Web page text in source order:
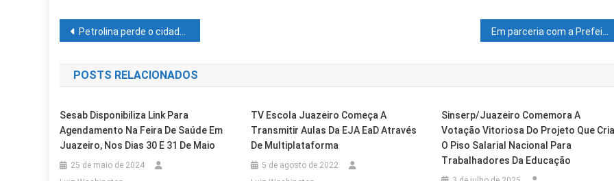
Navegação
de
Post
Petrolina perde o cidadão Olegário Lacerda
POSTS RELACIONADOS
Sesab Disponibiliza Link Para
Agendamento Na Feira De Saúde Em
Juazeiro, Nos Dias 30 E 31 De Maio
25 de maio de 2024
TV Escola Juazeiro Começa A
Transmitir Aulas Da EJA EaD Através
De Multiplataforma
5 de agosto de 2022
Sinserp/Juazeiro Comemora A
Votação Vitoriosa Do Projeto Que
O Piso Salarial Nacional Para
Trabalhadores Da Educação